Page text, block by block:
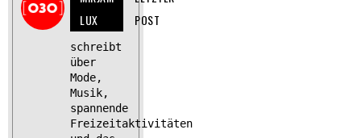
LUX
POST
schreibt
über
Mode,
Musik,
spannende
Freizeitaktivitäten